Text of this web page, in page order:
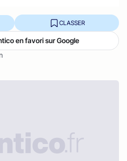
CLASSER
en favori sur Google